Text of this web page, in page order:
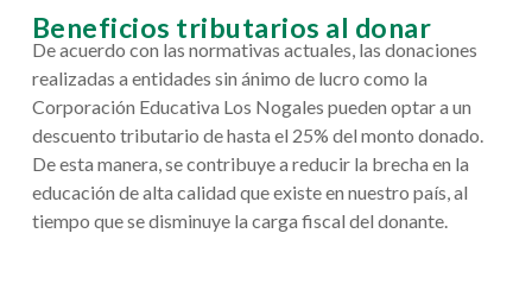
Beneficios tributarios al donar
De acuerdo con las normativas actuales, las donaciones
realizadas a entidades sin ánimo de lucro como la
Corporación Educativa Los Nogales pueden optar a un
descuento tributario de hasta el 25% del monto donado.
De esta manera, se contribuye a reducir la brecha en la
educación de alta calidad que existe en nuestro país, al
tiempo que se disminuye la carga fiscal del donante.